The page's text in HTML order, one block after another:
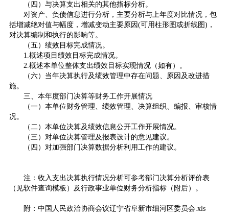
（四）与决算支出相关的其他指标分析。
对资产、负债信息进行分析，主要分析与上年度对比情况，包
括增减绝对值与幅度，增减变动主要原因(可用柱形图或折线图)，
对决算编制和执行的影响等。
（五）绩效目标完成情况。
1.概述项目绩效目标完成情况。
2.概述本单位整体支出绩效目标实现情况（如有）。
（六）当年决算执行及绩效管理中存在问题、原因及改进措
施。
三、本年度部门决算等财务工作开展情况
（一）本单位财务管理、绩效管理、决算组织、编报、审核情
况。
（二）本单位决算及绩效信息公开工作开展情况。
（三）对单位决算管理及报表设计的意见建议。
（四）对加强部门决算数据分析利用工作的建议。
注：收入支出决算执行情况分析可参考部门决算分析评价表
（见软件查询模板）及行政事业单位财务分析指标（附后）。
附： 中国人民政治协商会议辽宁省阜新市细河区委员会.xls